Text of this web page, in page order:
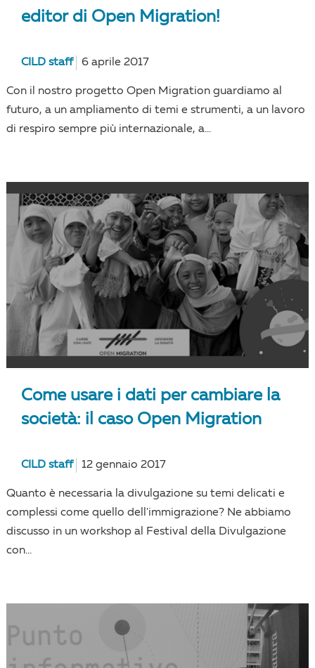
editor di Open Migration!
CILD staff 6 aprile 2017
Con il nostro progetto Open Migration guardiamo al
futuro, a un ampliamento di temi e strumenti, a un lavoro
di respiro sempre più internazionale, a...
Come usare i dati per cambiare la
società: il caso Open Migration
CILD staff 12 gennaio 2017
Quanto è necessaria la divulgazione su temi delicati e
complessi come quello dell'immigrazione? Ne abbiamo
discusso in un workshop al Festival della Divulgazione
con...